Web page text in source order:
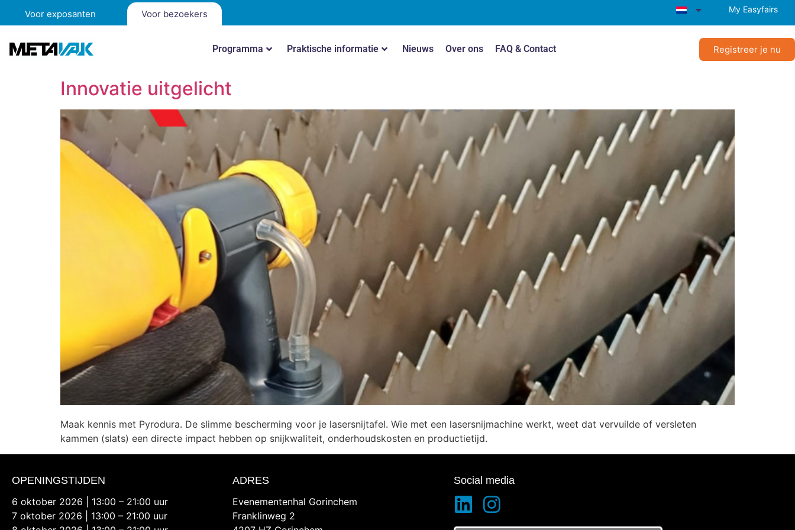
Voor exposanten Voor bezoekers My Easyfairs
Programma Praktische informatie Nieuws Over ons FAQ & Contact Registreer je nu
Innovatie uitgelicht
Maak kennis met Pyrodura. De slimme bescherming voor je lasersnijtafel. Wie met een lasersnijmachine werkt, weet dat vervuilde of versleten
kammen (slats) een directe impact hebben op snijkwaliteit, onderhoudskosten en productietijd.
OPENINGSTIJDEN
6 oktober 2026 | 13:00 – 21:00 uur
7 oktober 2026 | 13:00 – 21:00 uur
ADRES
Evenementenhal Gorinchem
Franklinweg 2
Social media